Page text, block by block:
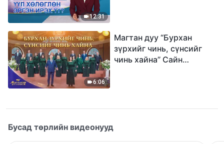
12:31
6:06
Магтан дуу “Бурхан
зүрхийг чинь, сүнсийг
чинь хайна” Сайн
Бусад төрлийн видеонууд